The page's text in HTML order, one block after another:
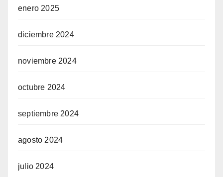
enero 2025
diciembre 2024
noviembre 2024
octubre 2024
septiembre 2024
agosto 2024
julio 2024